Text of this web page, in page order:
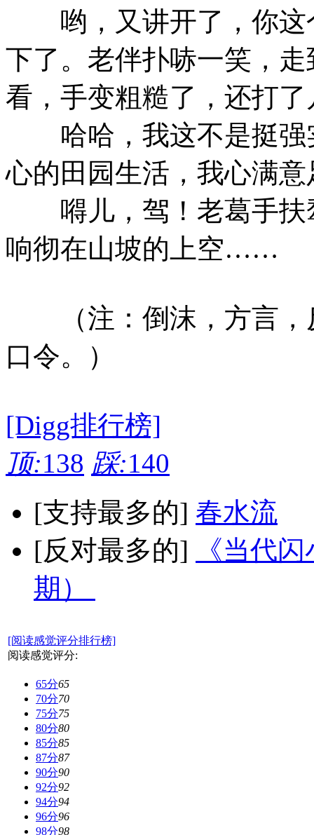
哟，又讲开了，你这
下了。老伴扑哧一笑，
看，手变粗糙了，还打
哈哈，我这不是挺强
心的田园生活，我心满意
嘚儿，驾！老葛手扶
响彻在山坡的上空……
（注：倒沫，方言，
口令。）
[Digg排行榜]
顶:138 踩:140
[支持最多的] 春水流
[反对最多的]
《当代
期）
[阅读感觉评分排行榜]
阅读感觉评分:
65分65
70分70
75分75
80分80
85分85
87分87
90分90
92分92
94分94
96分96
98分98